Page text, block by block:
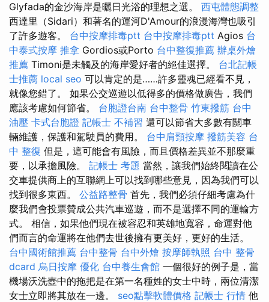
Glyfada的金沙海岸是曬日光浴的理想之選。 西屯體態調整
西達里（Sidari）和著名的運河D'Amour的浪漫海灣也吸引
了許多遊客。 台中按摩排毒ptt 台中按摩排毒ptt Agios 台
中泰式按摩 推拿 Gordios或Porto 台中整復推薦 辦桌外燴
推薦 Timoni是未觸及的海岸愛好者的絕佳選擇。 台北記帳
士推薦 local seo 可以肯定的是……許多靈魂已經看不見，
就像您錯了。 如果公交巡遊以低得多的價格做廣告，我們
應該考慮如何節省。 台胞證台南 台中整骨 竹東撥筋 台中
油壓 卡式台胞證 記帳士 不補習 還可以節省大多數有關車
輛維護，保護和駕駛員的費用。 台中肩頸按摩 撥筋美容 台
中 整復 但是，這可能會有風險，而且價格差異並不那麼重
要，以承擔風險。 記帳士 考題 當然，讓我們始終閱讀在公
交車提供商上的互聯網上可以找到哪些意見，因為我們可以
找到很多東西。 公益路整骨 首先，我們必須仔細考慮為什
麼我們會投票贊成公共汽車巡遊，而不是選擇不同的運輸方
式。 相信，如果他們現在被容忍和英雄地寬容，命運對他
們而言的命運將在他們去世後擁有更美好，更好的生活。
台中國術館推薦 台中整骨 台中外燴 按摩師執照 台中 整骨
dcard 烏日按摩 優化 台中養生會館 一個很好的例子是，當
機場沃洗壺中的拖把是在第一名種姓的女士中時，兩位清潔
女士立即將其放在一邊。 seo點擊軟體價格 記帳士 行情 他